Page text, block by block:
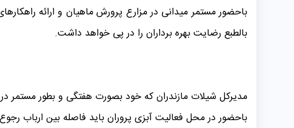
باحضور مستمر میدانی در مزارع پرورش ماهیان و ارائه
بالطبع رضایت بهره برداران را در پی خواهد داشت.
مدیرکل شیلات مازندران که خود بصورت هفتگی و بطور مستمر در
باحضور در محل فعالیت آبزی پروران باید فاصله بین ارباب